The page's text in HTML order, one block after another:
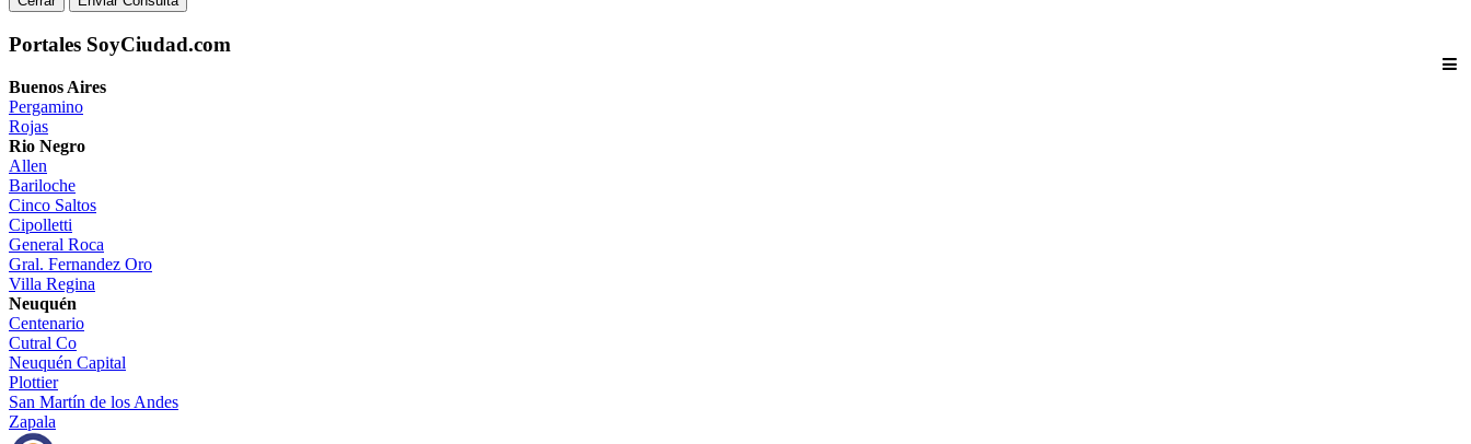
Portales SoyCiudad.com
Buenos Aires
Pergamino
Rojas
Rio Negro
Allen
Bariloche
Cinco Saltos
Cipolletti
General Roca
Gral. Fernandez Oro
Villa Regina
Neuquén
Centenario
Cutral Co
Neuquén Capital
Plottier
San Martín de los Andes
Zapala